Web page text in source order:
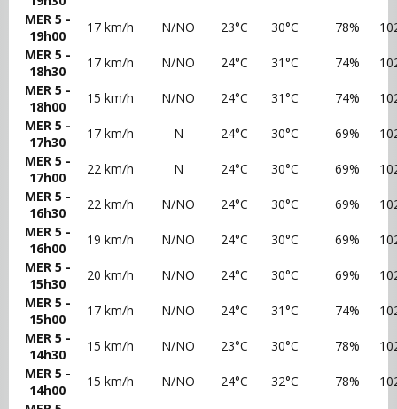
MER 5 -
19h00
17 km/h N/NO 23°C 30°C 78%
MER 5 -
18h30
17 km/h N/NO 24°C 31°C 74%
MER 5 -
18h00
15 km/h N/NO 24°C 31°C 74%
MER 5 -
17h30
17 km/h N 24°C 30°C 69%
MER 5 -
17h00
22 km/h N 24°C 30°C 69%
MER 5 -
16h30
22 km/h N/NO 24°C 30°C 69%
MER 5 -
16h00
19 km/h N/NO 24°C 30°C 69%
MER 5 -
15h30
20 km/h N/NO 24°C 30°C 69%
MER 5 -
15h00
17 km/h N/NO 24°C 31°C 74%
MER 5 -
14h30
15 km/h N/NO 23°C 30°C 78%
MER 5 -
14h00
15 km/h N/NO 24°C 32°C 78%